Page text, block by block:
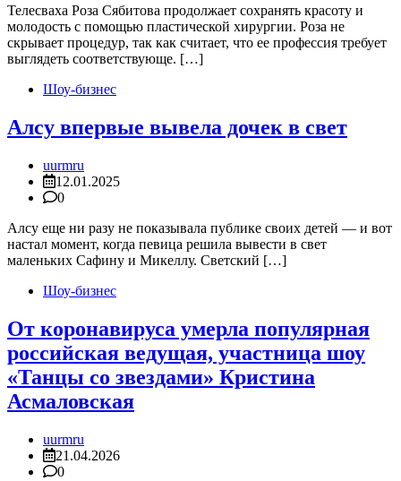
Телесваха Роза Сябитова продолжает сохранять красоту и
молодость с помощью пластической хирургии. Роза не
скрывает процедур, так как считает, что ее профессия требует
выглядеть соответствующе. […]
Шоу-бизнес
Алсу впервые вывела дочек в свет
uurmru
12.01.2025
0
Алсу еще ни разу не показывала публике своих детей — и вот
настал момент, когда певица решила вывести в свет
маленьких Сафину и Микеллу. Светский […]
Шоу-бизнес
От коронавируса умерла популярная
российская ведущая, участница шоу
«Танцы со звездами» Кристина
Асмаловская
uurmru
21.04.2026
0